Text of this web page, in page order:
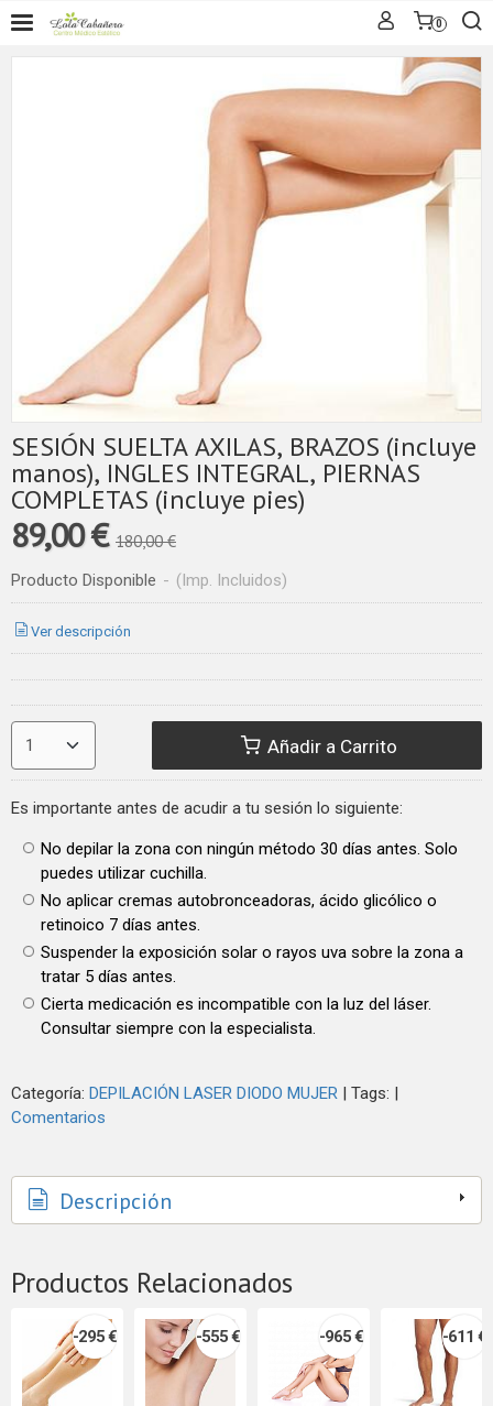
0
SESIÓN SUELTA AXILAS, BRAZOS (incluye
manos), INGLES INTEGRAL, PIERNAS
COMPLETAS (incluye pies)
89,00 € 180,00 €
Producto Disponible - (Imp. Incluidos)
Ver descripción
Añadir a Carrito
Es importante antes de acudir a tu sesión lo siguiente:
No depilar la zona con ningún método 30 días antes. Solo
puedes utilizar cuchilla.
No aplicar cremas autobronceadoras, ácido glicólico o
retinoico 7 días antes.
Suspender la exposición solar o rayos uva sobre la zona a
tratar 5 días antes.
Cierta medicación es incompatible con la luz del láser.
Consultar siempre con la especialista.
Categoría: DEPILACIÓN LASER DIODO MUJER | Tags: |
Comentarios
Descripción
Productos Relacionados
-295 € -555 € -965 € -611 €